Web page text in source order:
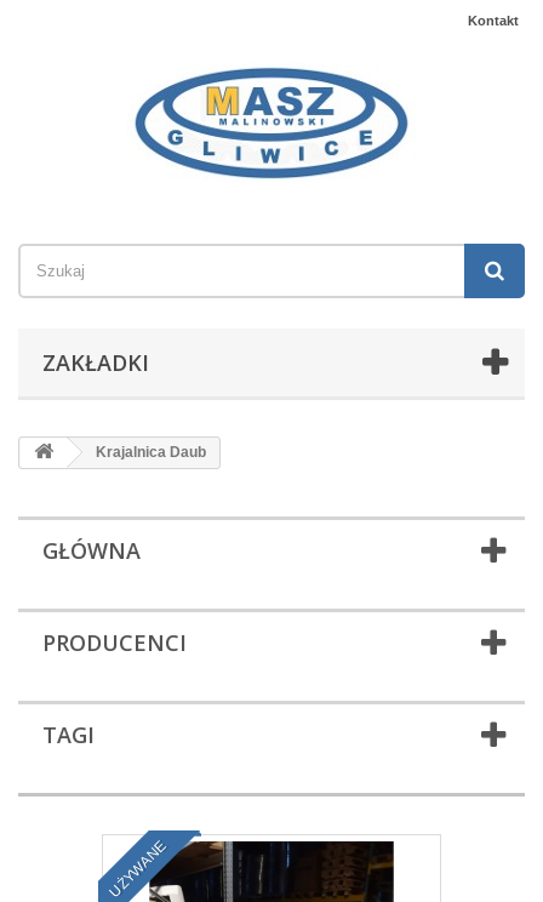
Kontakt
ZAKŁADKI
Krajalnica Daub
GŁÓWNA
PRODUCENCI
TAGI
UŻYWANE